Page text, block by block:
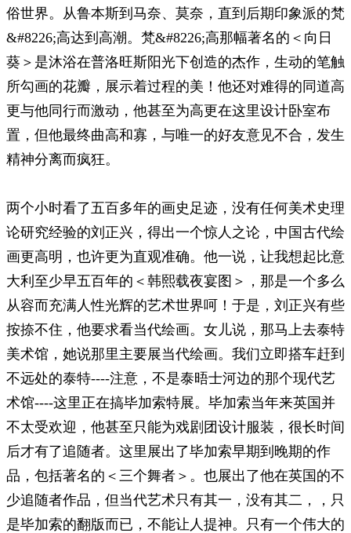
俗世界。从鲁本斯到马奈、莫奈，直到后期印象派的梵
&#8226;高达到高潮。梵&#8226;高那幅著名的＜向日
葵＞是沐浴在普洛旺斯阳光下创造的杰作，生动的笔触
所勾画的花瓣，展示着过程的美！他还对难得的同道高
更与他同行而激动，他甚至为高更在这里设计卧室布
置，但他最终曲高和寡，与唯一的好友意见不合，发生
精神分离而疯狂。
两个小时看了五百多年的画史足迹，没有任何美术史理
论研究经验的刘正兴，得出一个惊人之论，中国古代绘
画更高明，也许更为直观准确。他一说，让我想起比意
大利至少早五百年的＜韩熙载夜宴图＞，那是一个多么
从容而充满人性光辉的艺术世界呵！于是，刘正兴有些
按捺不住，他要求看当代绘画。女儿说，那马上去泰特
美术馆，她说那里主要展当代绘画。我们立即搭车赶到
不远处的泰特----注意，不是泰晤士河边的那个现代艺
术馆----这里正在搞毕加索特展。毕加索当年来英国并
不太受欢迎，他甚至只能为戏剧团设计服装，很长时间
后才有了追随者。这里展出了毕加索早期到晚期的作
品，包括著名的＜三个舞者＞。也展出了他在英国的不
少追随者作品，但当代艺术只有其一，没有其二，，只
是毕加索的翻版而已，不能让人提神。只有一个伟大的